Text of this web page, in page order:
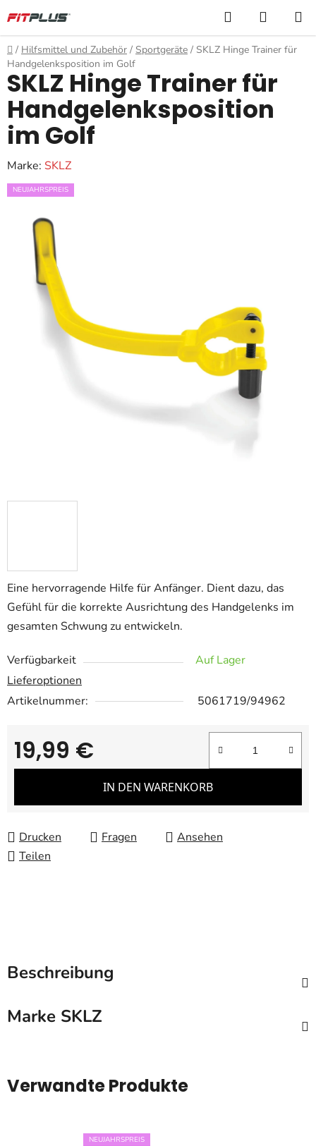
Inhalt
springen
Suchen
Startseite
/ Hilfsmittel und Zubehör / Sportgeräte / SKLZ Hinge Trainer für
Handgelenksposition im Golf
Eine hervorragende Hilfe für Anfänger. Dient dazu, das
Gefühl für die korrekte Ausrichtung des Handgelenks im
gesamten Schwung zu entwickeln.
Verfügbarkeit
Auf Lager
Lieferoptionen
Artikelnummer:
5061719/94962
19,99 €
Verkaufspreis:
IN DEN WARENKORB
Drucken Fragen
Ansehen
Teilen
SKLZ Hinge Trainer für
Handgelenksposition
im Golf
Marke: SKLZ
NEUJAHRSPREIS
Beschreibung
Marke SKLZ
Verwandte Produkte
NEUJAHRSPREIS